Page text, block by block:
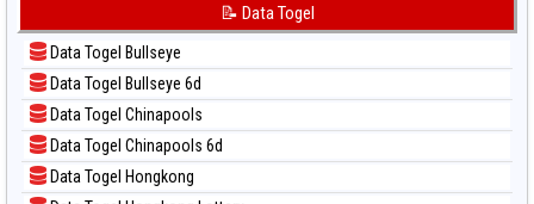
📊 Statistik Sydney Pools 6d
📊 Statistik Taipei
📊 Statistik Taiwan
📝 Pola Dasar Kuda Lari
📝 Pola Dasar Magnum Cambodia
📝 Pola Dasar Nagoya
📝 Pola Dasar North Carolina Day
📝 Pola Dasar Pcso
📝 Pola Dasar Sao Paulo
📝 Data Togel
Data Togel Bullseye
Data Togel Bullseye 6d
Data Togel Chinapools
Data Togel Chinapools 6d
Data Togel Hongkong